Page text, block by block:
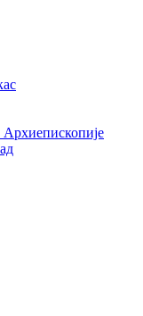
Архиепископије